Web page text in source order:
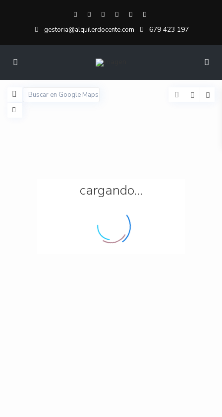
gestoria@alquilerdocente.com 679 423 197
cargando...